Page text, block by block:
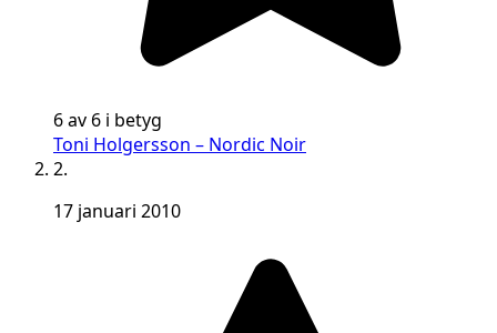
6 av 6 i betyg
Toni Holgersson – Nordic Noir
2.
17 januari 2010